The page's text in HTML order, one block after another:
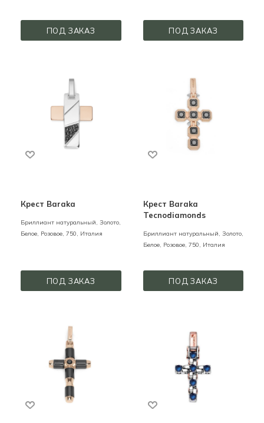
ПОД ЗАКАЗ ПОД ЗАКАЗ
Крест Baraka
Бриллиант натуральный, Золото,
Белое, Розовое, 750, Италия
ПОД ЗАКАЗ
Крест Baraka
Tecnodiamonds
Бриллиант натуральный, Золото,
Белое, Розовое, 750, Италия
ПОД ЗАКАЗ